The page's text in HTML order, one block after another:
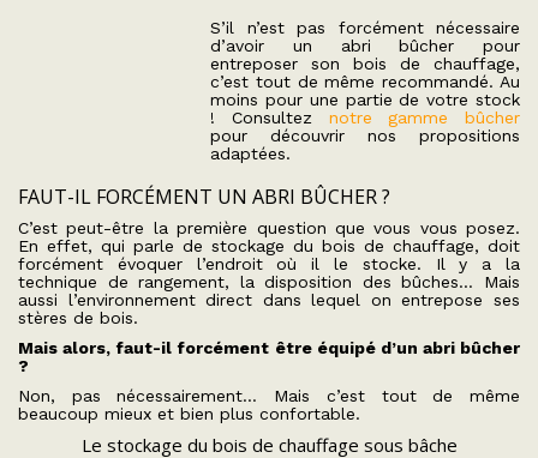
S’il n’est pas forcément nécessaire
d’avoir un abri bûcher pour
entreposer son bois de chauffage,
c’est tout de même recommandé. Au
moins pour une partie de votre stock
! Consultez notre gamme bûcher
pour découvrir nos propositions
adaptées.
FAUT-IL FORCÉMENT UN ABRI BÛCHER ?
C’est peut-être la première question que vous vous posez.
En effet, qui parle de stockage du bois de chauffage, doit
forcément évoquer l’endroit où il le stocke. Il y a la
technique de rangement, la disposition des bûches… Mais
aussi l’environnement direct dans lequel on entrepose ses
stères de bois.
Mais alors, faut-il forcément être équipé d’un abri bûcher
?
Non, pas nécessairement… Mais c’est tout de même
beaucoup mieux et bien plus confortable.
Le stockage du bois de chauffage sous bâche